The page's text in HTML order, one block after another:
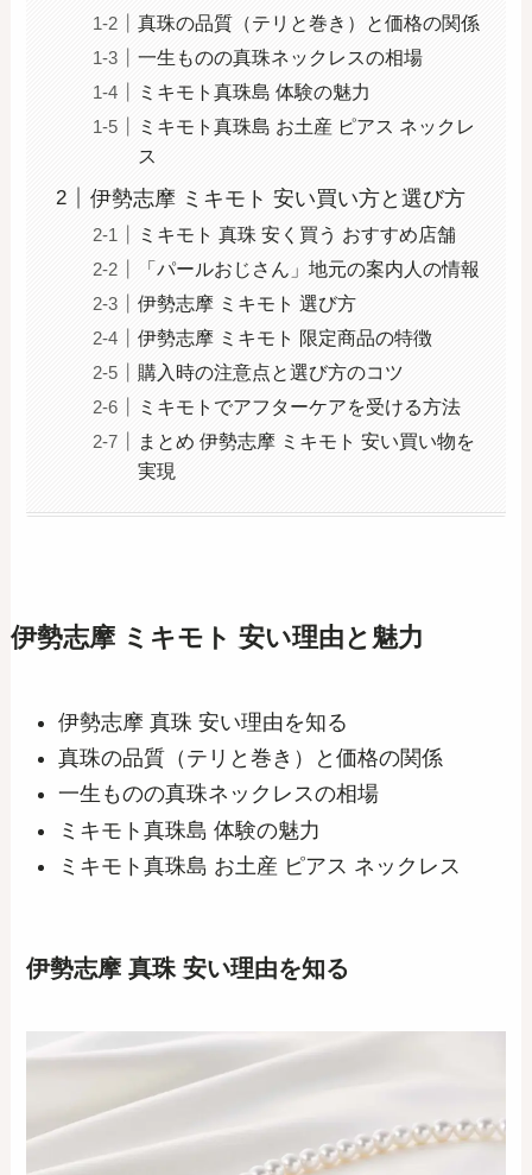
真珠の品質（テリと巻き）と価格の関係
一生ものの真珠ネックレスの相場
ミキモト真珠島 体験の魅力
ミキモト真珠島 お土産 ピアス ネックレ
ス
伊勢志摩 ミキモト 安い買い方と選び方
ミキモト 真珠 安く買う おすすめ店舗
「パールおじさん」地元の案内人の情報
伊勢志摩 ミキモト 選び方
伊勢志摩 ミキモト 限定商品の特徴
購入時の注意点と選び方のコツ
ミキモトでアフターケアを受ける方法
まとめ 伊勢志摩 ミキモト 安い買い物を
実現
伊勢志摩 ミキモト 安い理由と魅力
伊勢志摩 真珠 安い理由を知る
真珠の品質（テリと巻き）と価格の関係
一生ものの真珠ネックレスの相場
ミキモト真珠島 体験の魅力
ミキモト真珠島 お土産 ピアス ネックレス
伊勢志摩 真珠 安い理由を知る